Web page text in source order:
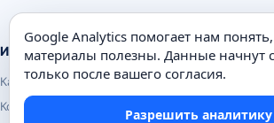
Информация
Карта сайта
Контакты
Google Analytics помогает нам
материалы полезны. Данные начнут
только после вашего согласия.
Разрешить аналитику